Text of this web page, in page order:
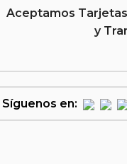
Aceptamos
y
Síguenos en: